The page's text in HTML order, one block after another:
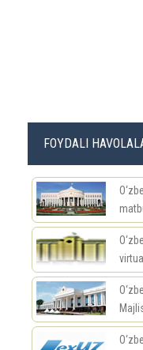
FOYDALI